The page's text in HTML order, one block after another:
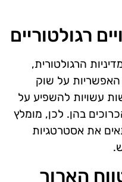
רגולטוריים
הרגולטורית,
על שוק
עשויות להשפיע על
בהן. לכן, מומלץ
את אסטרטגיות
הארוך